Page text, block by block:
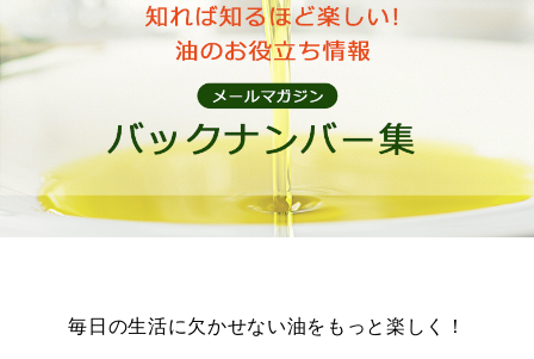
毎日の生活に欠かせない油をもっと楽しく！